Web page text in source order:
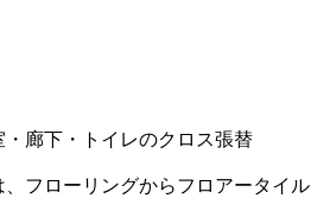
・廊下・トイレのクロス張替
ングからフロアータイル